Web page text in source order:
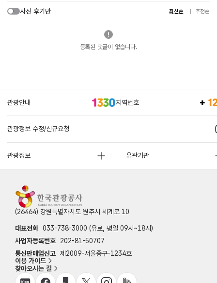
사진 후기만 최신순 추천순
등록된 댓글이 없습니다.
관광안내 지역번호
관광정보 수정/신규요청
관광정보 유관기관
(26464) 강원특별자치도 원주시 세계로 10
대표전화 033-738-3000 (유료, 평일 09시~18시)
사업자등록번호
202-81-50707
통신판매업신고 제2009-서울중구-1234호
이용 가이드
찾아오시는 길